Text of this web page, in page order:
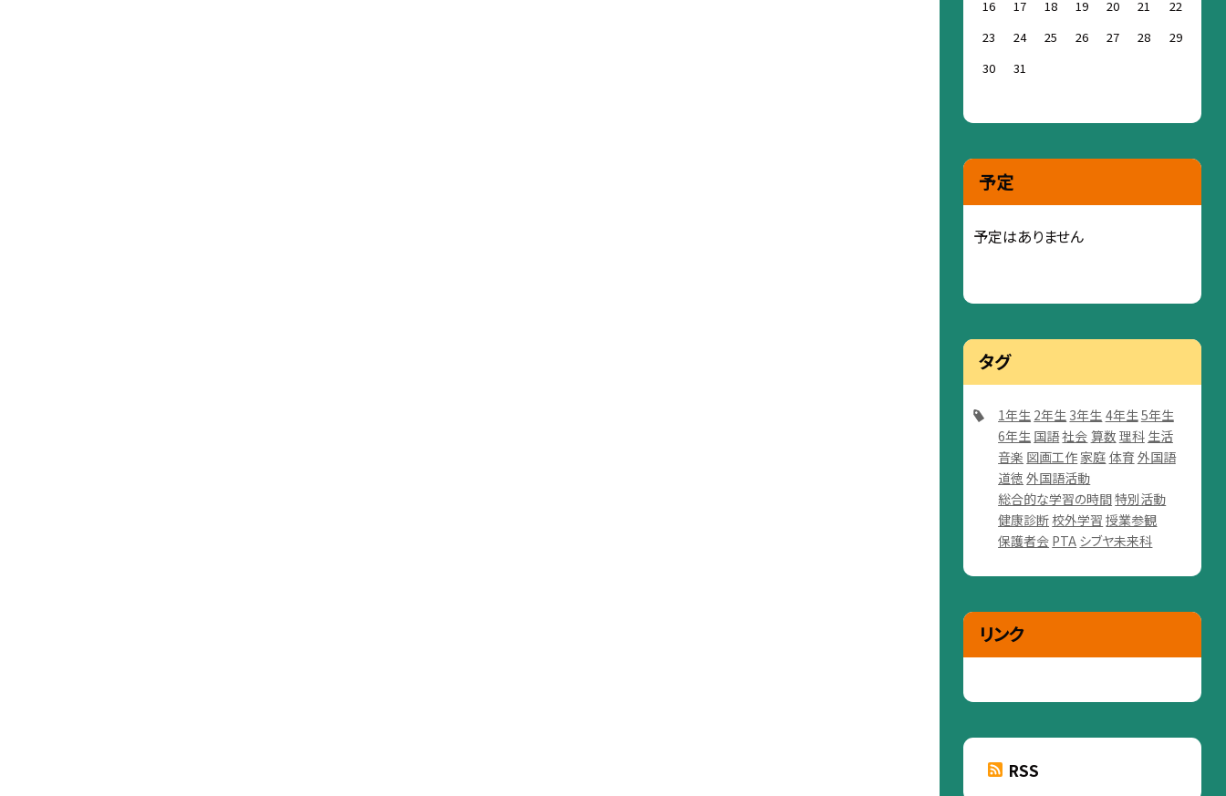
16
17 18 19 20 21
22
23
24 25 26 27 28
29
30
31
予定
予定はありません
タグ
1年生 2年生 3年生 4年生 5年生
6年生 国語社会 算数 理科 生活
音楽 図画工作 家庭 体育 外国語
道徳 外国語活動
総合的な学習の時間特別活動
健康診断 校外学習 授業参観
保護者会 PTA シブヤ未来科
リンク
RSS